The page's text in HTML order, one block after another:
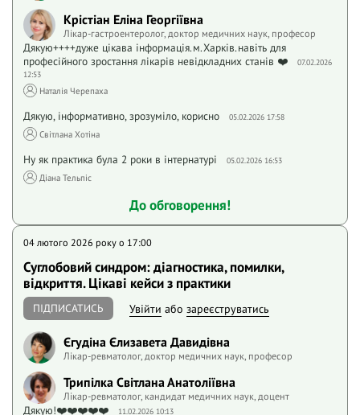
Крістіан Еліна Георгіївна
Лікар-гастроентеролог, доктор медичних наук, професор
Дякую++++дуже цікава інформація.м.Харків.навіть для
професійного зростання лікарів невідкладних станів ❤️
07.02.2026
12:53
Наталія Черепаха
Дякую, інформативно, зрозуміло, корисно 05.02.2026 17:58
Світлана Хотіна
Ну як практика була 2 роки в інтернатурі 05.02.2026 16:53
Діана Тельпіс
До обговорення!
04 лютого 2026 року o 17:00
Суглобовий синдром: діагностика, помилки,
відкриття. Цікаві кейси з практики
ПІДПИСАТИСЬ Увійти або зареєструватись
Єгудіна Єлизавета Давидівна
Лікар-ревматолог, доктор медичних наук, професор
Трипілка Світлана Анатоліївна
Лікар-ревматолог, кандидат медичних наук, доцент
Дякую!❤️❤️❤️❤️❤️ 11.02.2026 10:13